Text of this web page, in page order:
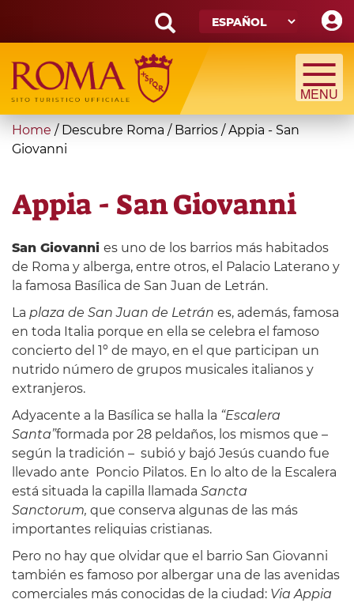
main
content
Search
form
Búsqueda
You
are
Home / Descubre Roma / Barrios /Appia - San
Giovanni
Appia - San Giovanni
San Giovanni es uno de los barrios más habitados
de Roma y alberga, entre otros, el Palacio Laterano y
la famosa Basílica de San Juan de Letrán.
La plaza de San Juan de Letrán es, además, famosa
en toda Italia porque en ella se celebra el famoso
concierto del 1º de mayo, en el que participan un
nutrido número de grupos musicales italianos y
extranjeros.
Adyacente a la Basílica se halla la “Escalera
Santa”formada por 28 peldaños, los mismos que –
según la tradición – subió y bajó Jesús cuando fue
llevado ante Poncio Pilatos. En lo alto de la Escalera
está situada la capilla llamada Sancta
Sanctorum, que conserva algunas de las más
importantes reliquias cristianas.
Pero no hay que olvidar que el barrio San Giovanni
también es famoso por albergar una de las avenidas
comerciales más conocidas de la ciudad: Via Appia